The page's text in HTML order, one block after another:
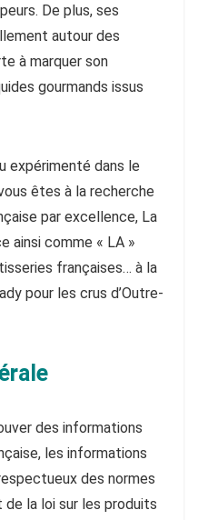
De plus, ses
autour des
à marquer son
gourmands issus
expérimenté dans le
êtes à la recherche
par excellence, La
ainsi comme « LA »
françaises… à la
pour les crus d’Outre-
des informations
les informations
des normes
la loi sur les produits